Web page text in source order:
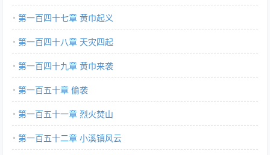
第一百四十七章 黄巾起义
第一百四十八章 天灾四起
第一百四十九章 黄巾来袭
第一百五十章 偷袭
第一百五十一章 烈火焚山
第一百五十二章 小溪镇风云